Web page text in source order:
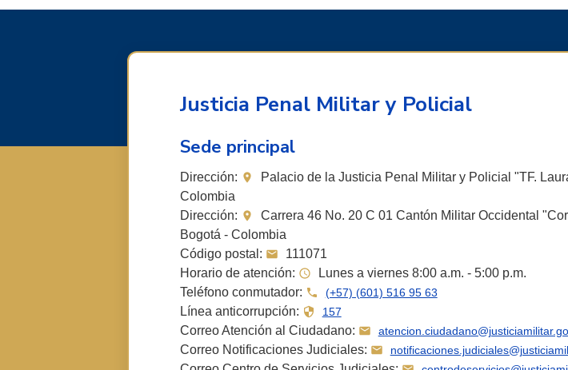
Justicia Penal Militar y Policial
Sede principal
Dirección:
Palacio de la Justicia Penal Militar y Policial "TF.
Colombia
Dirección:
Carrera 46 No. 20 C 01 Cantón Militar Occidental
Bogotá - Colombia
Código postal:
111071
Horario de atención:
Lunes a viernes 8:00 a.m. - 5:00 p.m.
Teléfono conmutador:
(+57) (601) 516 95 63
Línea anticorrupción: 157
Correo Atención al Ciudadano:
Correo Notificaciones Judiciales: